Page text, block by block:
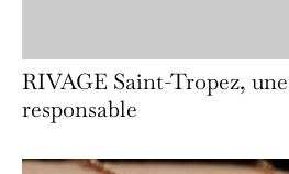
RIVAGE Saint-Tropez,
responsable